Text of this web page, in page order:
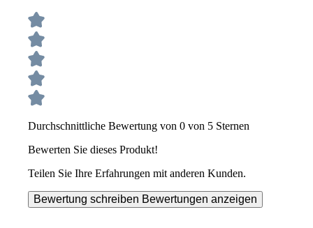
Durchschnittliche Bewertung von 0 von 5 Sternen
Bewerten Sie dieses Produkt!
Teilen Sie Ihre Erfahrungen mit anderen Kunden.
Bewertung schreiben Bewertungen anzeigen